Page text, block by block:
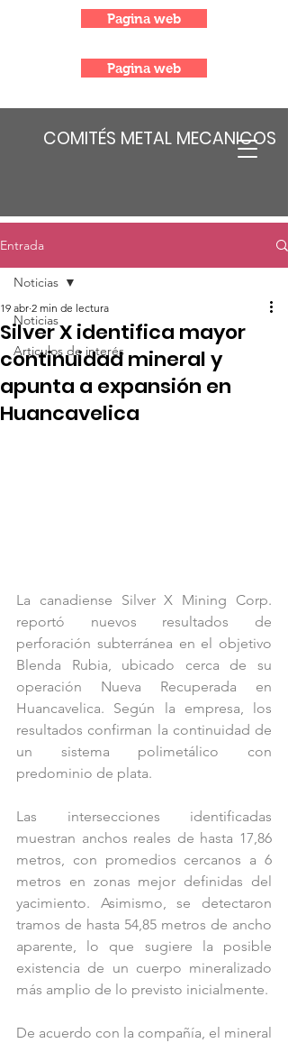
COMITÉS METAL MECANICOS
Pagina web
Pagina web
Entrada
Noticias
Articulos de interés
Noticias
Silver X identifica mayor
continuidad mineral y
apunta a expansión en
Huancavelica
19 abr 2 min de lectura
La canadiense Silver X Mining Corp.
reportó nuevos resultados de
perforación subterránea en el objetivo
Blenda Rubia, ubicado cerca de su
operación Nueva Recuperada en
Huancavelica. Según la empresa, los
resultados confirman la continuidad de
un sistema polimetálico con
predominio de plata.
Las intersecciones identificadas
muestran anchos reales de hasta 17,86
metros, con promedios cercanos a 6
metros en zonas mejor definidas del
yacimiento. Asimismo, se detectaron
tramos de hasta 54,85 metros de ancho
aparente, lo que sugiere la posible
existencia de un cuerpo mineralizado
más amplio de lo previsto inicialmente.
De acuerdo con la compañía, el mineral